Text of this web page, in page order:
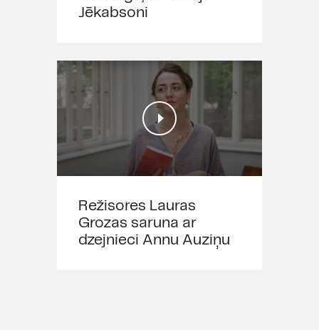
atsevišķi.
Jēkabsoni
Režisores Lauras
Grozas saruna ar
dzejnieci Annu Auziņu